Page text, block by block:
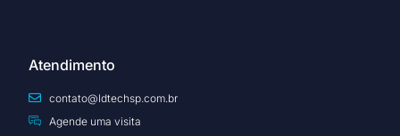
Atendimento
contato@ldtechsp.com.br
Agende uma visita